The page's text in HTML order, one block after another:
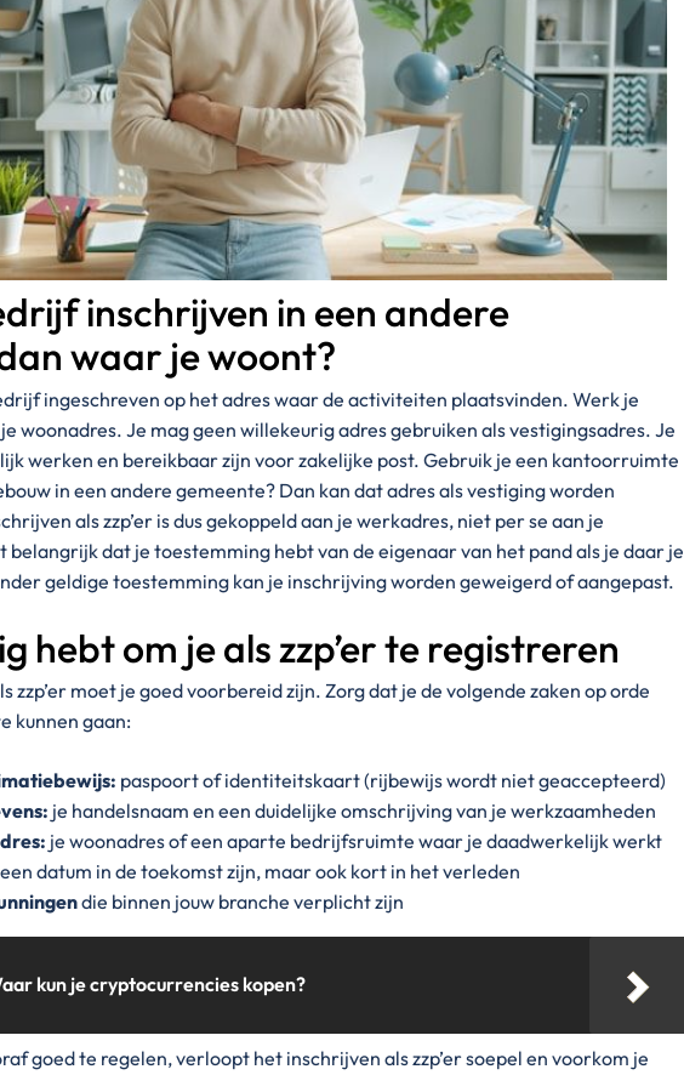
inschrijven in een andere
waar je woont?
ingeschreven op het adres waar de activiteiten plaatsvinden. Werk je
woonadres. Je mag geen willekeurig adres gebruiken als vestigingsadres. Je
werken en bereikbaar zijn voor zakelijke post. Gebruik je een kantoorruimte
in een andere gemeente? Dan kan dat adres als vestiging worden
als zzp’er is dus gekoppeld aan je werkadres, niet per se aan je
belangrijk dat je toestemming hebt van de eigenaar van het pand als je daar je
geldige toestemming kan je inschrijving worden geweigerd of aangepast.
hebt om je als zzp’er te registreren
zzp’er moet je goed voorbereid zijn. Zorg dat je de volgende zaken op orde
kunnen gaan:
paspoort of identiteitskaart (rijbewijs wordt niet geaccepteerd)
je handelsnaam en een duidelijke omschrijving van je werkzaamheden
je woonadres of een aparte bedrijfsruimte waar je daadwerkelijk werkt
een datum in de toekomst zijn, maar ook kort in het verleden
die binnen jouw branche verplicht zijn
kun je cryptocurrencies kopen?
goed te regelen, verloopt het inschrijven als zzp’er soepel en voorkom je